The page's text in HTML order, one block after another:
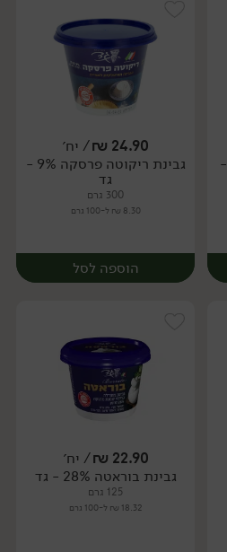
יח׳
גבינת בייבי מוצרלה 18% -
24.90
₪/ יח׳
גבינת ריקוטה פרסקה 9% -
גד
300 גרם
8.30 ₪ ל-100 גרם
הוספה לסל
יח׳
22.90
₪/ יח׳
גבינת בוראטה 28% - גד
125 גרם
18.32 ₪ ל-100 גרם